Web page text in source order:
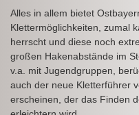
Alles in allem bietet
Klettermöglichkeiten, zumal
herrscht und diese noch
großen Hakenabstände im
v.a. mit Jugendgruppen,
auch der neue Kletterführer
erscheinen, der das Finden